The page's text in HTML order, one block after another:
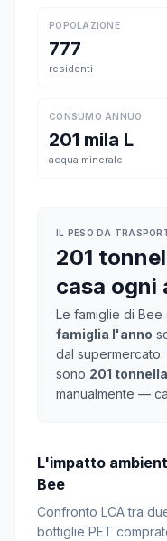
POPOLAZIONE
777
residenti
CONSUMO ANNUO
201 mila L
acqua minerale
IL PESO DA
201
casa ogni
Le famiglie di Bee
famiglia l'anno
dal supermercato.
sono 201
manualmente —
L'impatto
Bee
Confronto LCA tra
bottiglie PET